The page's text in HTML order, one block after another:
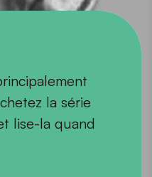
la série
lise-la quand